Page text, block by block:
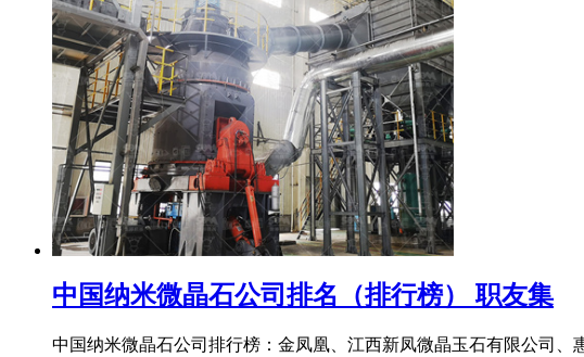
中国纳米微晶石公司排名（排行榜） 职友集
中国纳米微晶石公司排行榜：金凤凰、江西新凤微晶玉石有限公司